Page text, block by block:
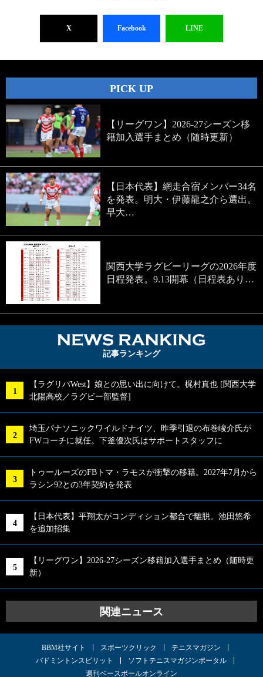
X Facebook LINE
PICK UP
【リーグワン】2026-27シーズン移
籍加入選手まとめ（随時更新）
【日本代表】網走合宿メンバー34名
を発表。明大・伊藤龍之介ら選出。
早大…
関西大学ラグビーリーグの2026年度
日程発表。9.13開幕（日程表あり…
記事ランキング
【ラグリパWest】娘との思い出に向けて。梶村真也 [関西大学
北陽高校／ラグビー部監督]
埼玉パナソニックワイルドナイツ、昨季引退の布巻峻介氏が
FWコーチに就任。下釜優次氏はサポートスタッフに
トゥールーズのFBトマ・ラモスが衝撃の移籍。2027年7月から
ラシン92との3年契約を発表
【日本代表】平翔太がコンディション都合で離脱。池田悠希
を追加招集
【リーグワン】2026-27シーズン移籍加入選手まとめ（随時更
新）
関連ニュース
BBM社サイト スポーツクリック
テニスマガジン
バドミントンスピリット
ソフトテニスマガジンポータル
週刊ベースボールオンライン